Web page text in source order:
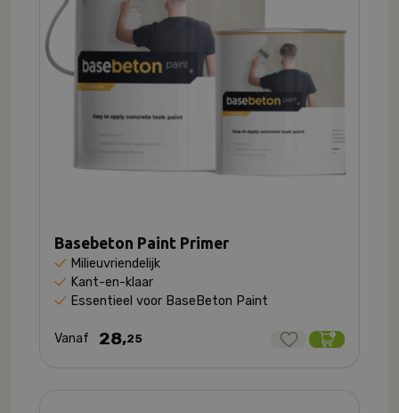
Basebeton Paint Primer
Milieuvriendelijk
Kant-en-klaar
Essentieel voor BaseBeton Paint
Vanaf 28,25